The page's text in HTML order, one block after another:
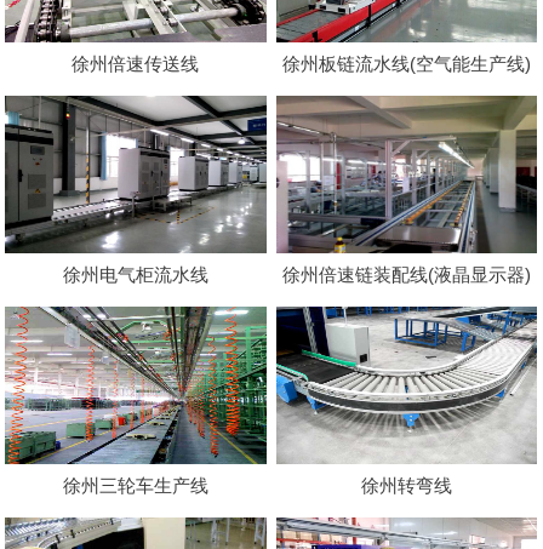
徐州倍速传送线 徐州板链流水线(空气能生产线)
徐州电气柜流水线 徐州倍速链装配线(液晶显示器)
徐州三轮车生产线 徐州转弯线